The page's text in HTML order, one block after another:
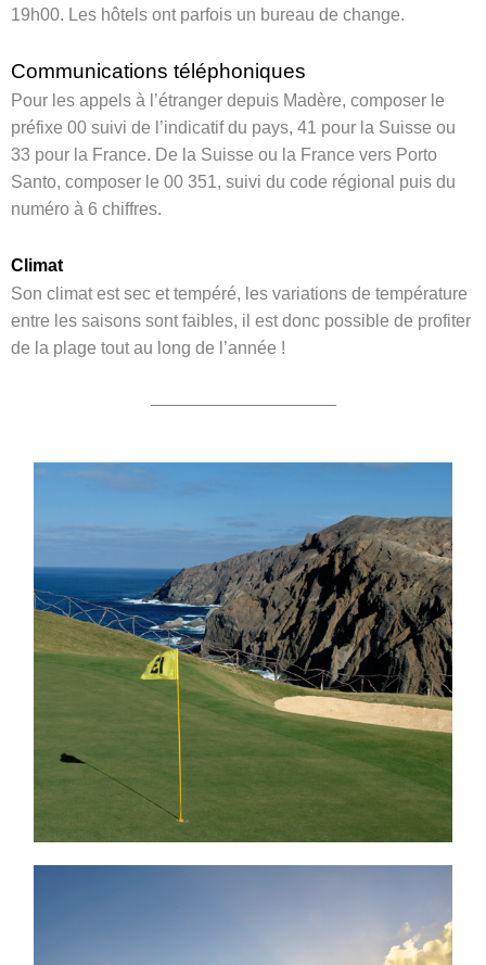
19h00. Les hôtels ont parfois un bureau de change.
Communications téléphoniques
Pour les appels à l’étranger depuis Madère, composer le
préfixe 00 suivi de l’indicatif du pays, 41 pour la Suisse ou
33 pour la France. De la Suisse ou la France vers Porto
Santo, composer le 00 351, suivi du code régional puis du
numéro à 6 chiffres.
Climat
Son climat est sec et tempéré, les variations de température
entre les saisons sont faibles, il est donc possible de profiter
de la plage tout au long de l’année !